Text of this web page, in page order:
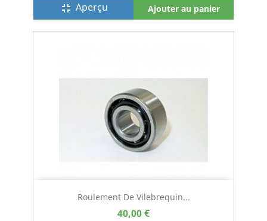
fullscreen_exit Aperçu Ajouter au panier
Roulement De Vilebrequin...
40,00 €